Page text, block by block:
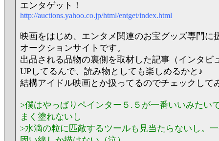
エンタゲット！
http://auctions.yahoo.co.jp/html/entget/index.html
映画をはじめ、エンタメ関連のお宝グッズ専門に
オークションサイトです。
出品される品物の裏側を取材した記事（インタビ
UPしてるんで、読み物としても楽しめるかと♪
結構アイドル映画とか扱ってるのでチェックして
>僕はやっぱりペインター５.５が一番いいみたい
まく塗れないし
>水滴の粒に匹敵するツールも見当たらないし。